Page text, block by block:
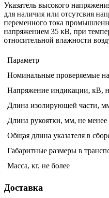
Указатель высокого
для наличия или отсутсвия
переменного тока
напряжением 35 кВ, при
относительной влажности
Параметр
Номинальные проверяемые
Напряжение индикации, кВ,
Длина изолирующей части,
Длина рукоятки, мм, не менее
Общая длина указателя в
Габаритные размеры в
Масса, кг, не более
Доставка